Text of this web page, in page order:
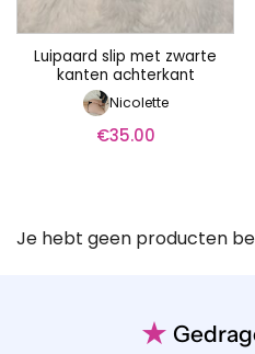
Luipaard slip met zwarte
kanten achterkant
Nicolette
€35.00
Je hebt geen producten
★